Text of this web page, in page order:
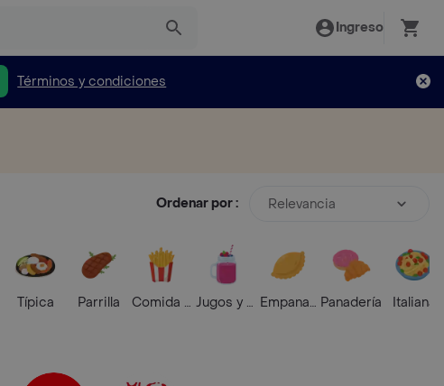
Ingreso
Términos y condiciones
Ordenar por : Relevancia
Típica Parrilla Comida RápidaJugos y BatidosEmpanadasPanadería Italiana